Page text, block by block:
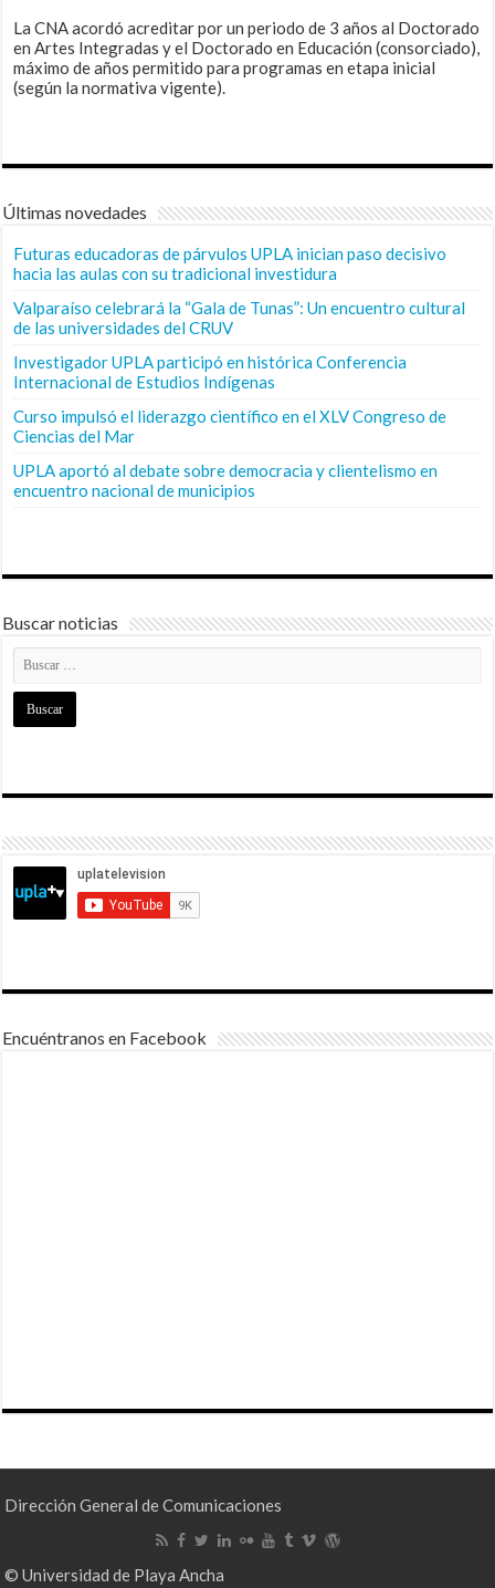
La CNA acordó acreditar por un periodo de 3 años al Doctorado
en Artes Integradas y el Doctorado en Educación (consorciado),
máximo de años permitido para programas en etapa inicial
(según la normativa vigente).
Últimas novedades
Futuras educadoras de párvulos UPLA inician paso decisivo
hacia las aulas con su tradicional investidura
Valparaíso celebrará la “Gala de Tunas”: Un encuentro cultural
de las universidades del CRUV
Investigador UPLA participó en histórica Conferencia
Internacional de Estudios Indígenas
Curso impulsó el liderazgo científico en el XLV Congreso de
Ciencias del Mar
UPLA aportó al debate sobre democracia y clientelismo en
encuentro nacional de municipios
Buscar noticias
Encuéntranos en Facebook
Dirección General de Comunicaciones
© Universidad de Playa Ancha